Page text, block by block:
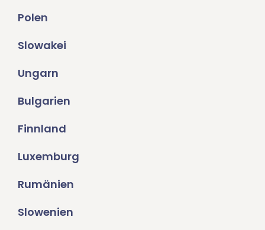
Polen
Slowakei
Ungarn
Bulgarien
Finnland
Luxemburg
Rumänien
Slowenien